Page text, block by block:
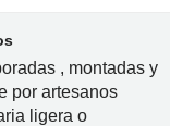
, montadas y
por artesanos
ligera o